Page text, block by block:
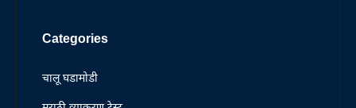
Categories
चालू घडामोडी